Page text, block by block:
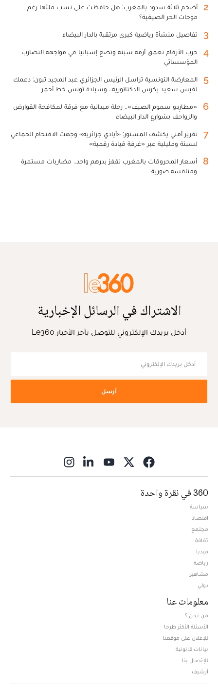
2
أضخم ثلاثة سدود بالمغرب: هل حافظت على نسب ملئها رغم
موجات الحر الصيفية؟
3 تفاصيل منشأة رياضية كبرى مرتقبة بالدار البيضاء
4
حرب الأرقام تعمق أزمة سبتة وتضع إسبانيا في مواجهة التضارب
المؤسساتي
5
المعارضة التونسية تراسل الرئيس الجزائري عبد المجيد تبون: دعمك
لقيس سعيد يكرس الدكتاتورية.. وسيادة تونس خط أحمر
6
«مطارِدو سموم الصيف».. رحلة ميدانية مع فرقة لمكافحة القوارض
والزواحف بشوارع الدار البيضاء
7
تقرير أمني يكشف المستور: «أيادي جزائرية» وجهت الاقتحام الجماعي
لسبتة ومليلية عبر «غرفة قيادة رقمية»
8
أسعار المحروقات بالمغرب تقفز بدرهم واحد.. مضاربات مستمرة
ومنافسة صورية
الاشتراك في الرسائل الإخبارية
أدخل بريدك الإلكتروني للتوصل بآخر الأخبار Le360
أرسل
360 في نقرة واحدة
سياسة
اقتصاد
مجتمع
ثقافة
ميديا
رياضة
مشاهير
دولي
معلومات عنا
من نحن ؟
الأسئلة الأكثر طرحا
للإعلان على موقعنا
بيانات قانونية
للإتصال بنا
أرشيف